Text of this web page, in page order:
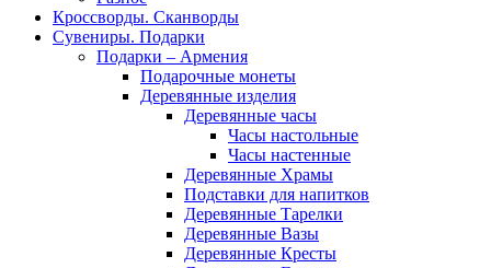
Кроссворды. Сканворды
Сувениры. Подарки
Подарки – Армения
Подарочные монеты
Деревянные изделия
Деревянные часы
Часы настольные
Часы настенные
Деревянные Храмы
Подставки для напитков
Деревянные Тарелки
Деревянные Вазы
Деревянные Кресты